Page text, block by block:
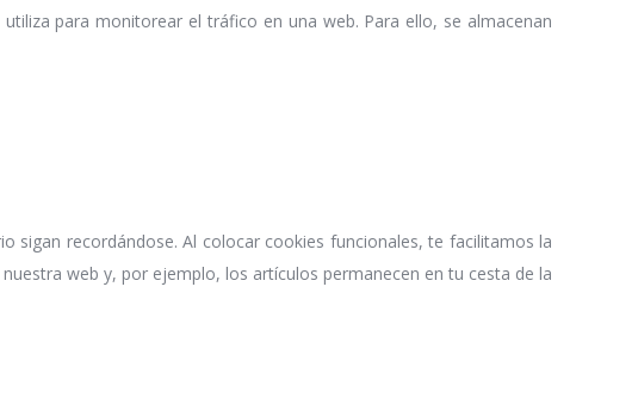
para monitorear el tráfico en una web. Para ello, se almacenan
sigan recordándose. Al colocar cookies funcionales, te facilitamos la
web y, por ejemplo, los artículos permanecen en tu cesta de la